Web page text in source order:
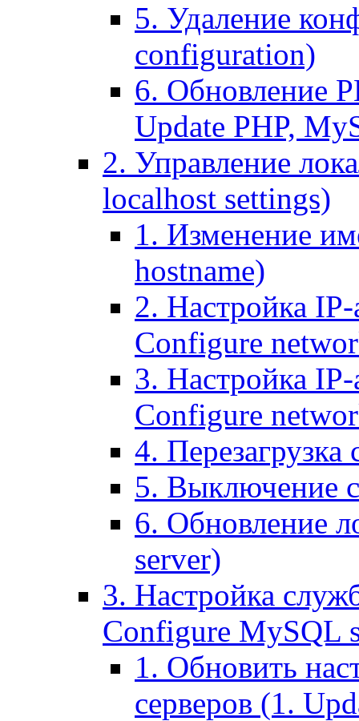
5. Удаление
configuration)
6. Обновление
Update PHP,
2. Управление
localhost settings)
1. Изменение
hostname)
2. Настройка IP-
Configure
3. Настройка
Configure
4. Перезагрузка
5. Выключение
6. Обновление
server)
3. Настройка
Configure MySQL
1. Обновить
серверов (1.